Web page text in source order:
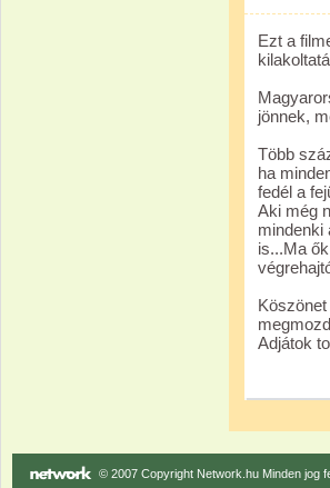
Ezt a
jönnek,
Több
ha
fedél a
Aki még
mindenki
is...Ma
Adjátok
© 2007 Copyright Network.hu Minden jog